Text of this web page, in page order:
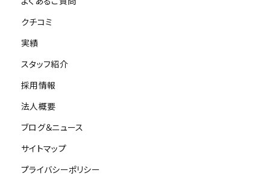
原則として、書面添付（税理士法第33条の2第1項に規定する記
載書面の作成）を行います。
る明細書」の作成報酬として、20,000円を頂きます。
法人のお客様に関して、地方税の申告先が複数となる場合は、
（地方税の申告先数－1）× 5,000円 の追加報酬を頂きます。
消費税：10,000円の追加報酬を頂きます。
寄付証明書一枚につき1,000円
別途報酬を頂きます。
報酬発生のタイミングとしては、①基本合意書の締結時（
①基本合意書の締結時（又は同等の合意がなされた時）
クチコミ
実績
スタッフ紹介
採用情報
法人概要
ブログ＆ニュース
サイトマップ
プライバシーポリシー